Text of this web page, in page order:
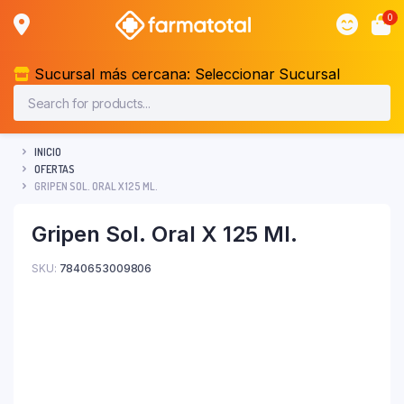
0
Sucursal más cercana: Seleccionar Sucursal
INICIO
OFERTAS
GRIPEN SOL. ORAL X 125 ML.
Gripen Sol. Oral X 125 Ml.
SKU: 7840653009806